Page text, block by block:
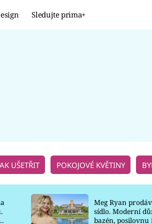
Sledujte prima+
UŠETŘIT POKOJOVÉ KVĚTINY
Meg Ryan
sídlo. Moderní
bazén, posilovnu